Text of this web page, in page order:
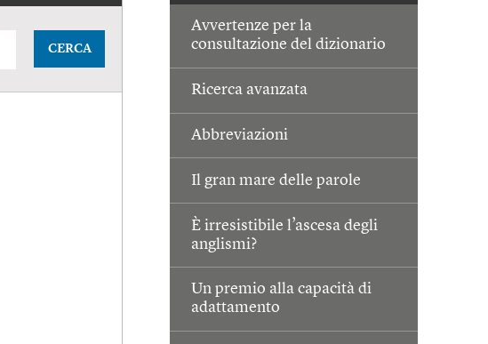
Avvertenze per la
consultazione del dizionario
Ricerca avanzata
Abbreviazioni
Il gran mare delle parole
È irresistibile l’ascesa degli
anglismi?
Un premio alla capacità di
adattamento
CERCA